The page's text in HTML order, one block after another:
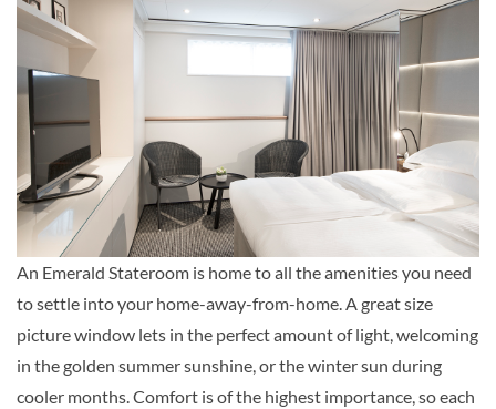
Emerald Stateroom-[F]
Aussenkabine
Auf Anfrage
AUSWÄHLEN
KABINE
ANFRAGEN
Panorama Balcony Suite-[A]
An Emerald Stateroom is home to all the amenities you need
to settle into your home-away-from-home. A great size
picture window lets in the perfect amount of light, welcoming
in the golden summer sunshine, or the winter sun during
cooler months. Comfort is of the highest importance, so each